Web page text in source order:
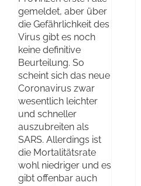
gemeldet, aber über
die Gefährlichkeit des
Virus gibt es noch
keine definitive
Beurteilung. So
scheint sich das neue
Coronavirus zwar
wesentlich leichter
und schneller
auszubreiten als
SARS. Allerdings ist
die Mortalitätsrate
wohl niedriger und es
gibt offenbar auch